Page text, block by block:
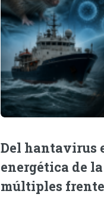
Del hantavirus
energética de
múltiples